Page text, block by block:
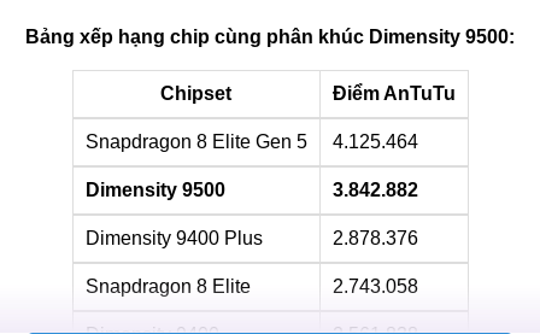
Bảng xếp hạng chip cùng phân khúc Dimensity 9500:
Chipset Điểm AnTuTu
Snapdragon 8 Elite Gen 5 4.125.464
Dimensity 9500 3.842.882
Dimensity 9400 Plus 2.878.376
Snapdragon 8 Elite 2.743.058